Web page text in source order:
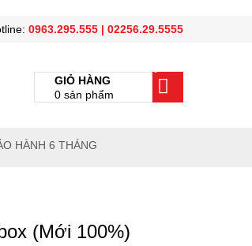
0963.295.555 | 02256.29.5555
GIỎ HÀNG
0 sản phẩm
HÀNH 6 THÁNG
(Mới 100%)